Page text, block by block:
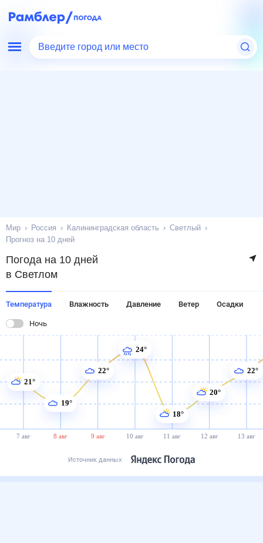
Введите город или место
Мир Россия Калининградская область
Светлый
Прогноз на 10 дней
Погода на 10 дней
в Светлом
Температура Влажность Давление Ветер Осадки
Ночь
7 авг 8 авг 9 авг 10 авг 11 авг 12 авг 13 авг
21°
19°
22°
24°
18°
20°
22°
Источник данных